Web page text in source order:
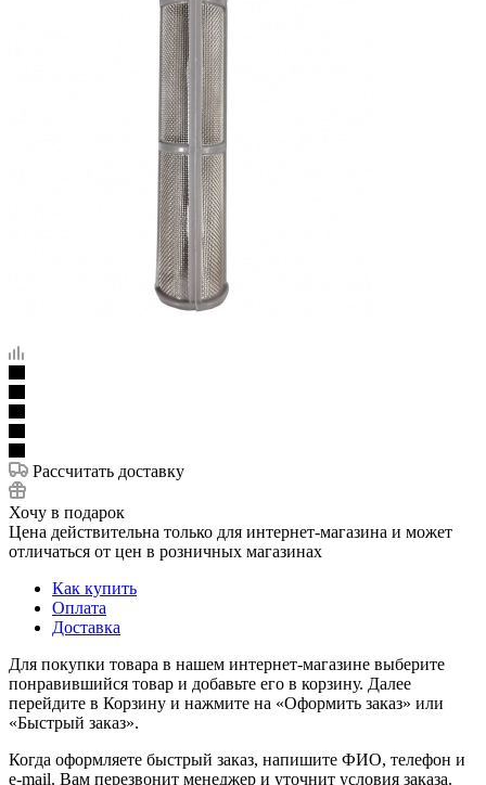
Рассчитать доставку
Хочу в подарок
Цена действительна только для интернет-магазина и может
отличаться от цен в розничных магазинах
Как купить
Оплата
Доставка
Для покупки товара в нашем интернет-магазине выберите
понравившийся товар и добавьте его в корзину. Далее
перейдите в Корзину и нажмите на «Оформить заказ» или
«Быстрый заказ».
Когда оформляете быстрый заказ, напишите ФИО, телефон и
e-mail. Вам перезвонит менеджер и уточнит условия заказа.